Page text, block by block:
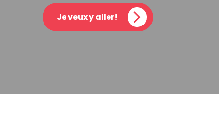
Je veux y aller!